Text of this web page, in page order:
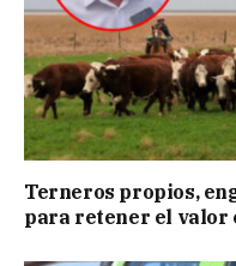
Terneros propios,
para retener el valor